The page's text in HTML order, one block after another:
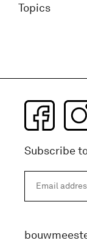
Topics
Subscribe